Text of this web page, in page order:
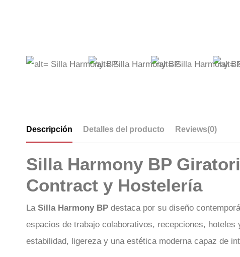
Descripción Detalles del producto Reviews(0)
Silla Harmony BP
Contract y Hostelería
La Silla Harmony BP destaca por su diseño
espacios de trabajo colaborativos, recepciones,
estabilidad, ligereza y una estética moderna capaz de